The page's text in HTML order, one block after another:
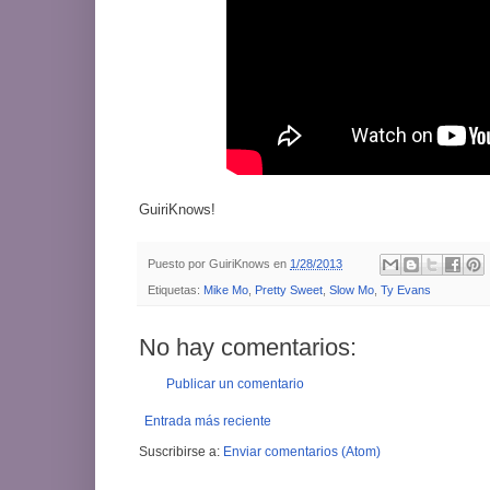
GuiriKnows!
Puesto por GuiriKnows en 1/28/2013
Etiquetas: Mike Mo Pretty Sweet Slow Mo Ty Evans
No hay comentarios:
Publicar un comentario
Entrada más reciente
Suscribirse a: Enviar comentarios (Atom)